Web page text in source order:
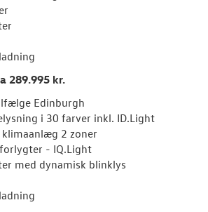
289.995 kr.
Edinburgh
i 30 farver inkl. ID.Light
2 zoner
- IQ.Light
med dynamisk blinklys